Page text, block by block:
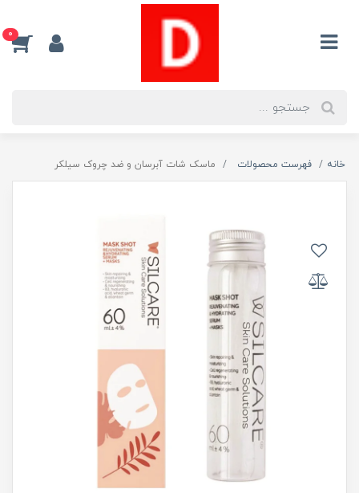
0
خانه فهرست محصولات ماسک شات آبرسان و ضد چروک سیلکر